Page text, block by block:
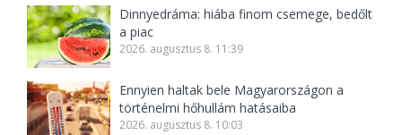
Dinnyedráma: hiába finom csemege, bedőlt
a piac
2026. augusztus 8. 11:39
Ennyien haltak bele Magyarországon a
történelmi hőhullám hatásaiba
2026. augusztus 8. 10:03